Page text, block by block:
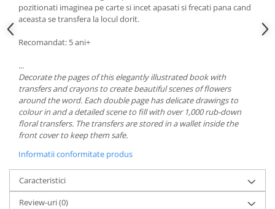
pozitionati imaginea pe carte si incet apasati si frecati pana cand
aceasta se transfera la locul dorit.
Recomandat: 5 ani+
...
Decorate the pages of this elegantly illustrated book with
transfers and crayons to create beautiful scenes of flowers
around the word. Each double page has delicate drawings to
colour in and a detailed scene to fill with over 1,000 rub-down
floral transfers. The transfers are stored in a wallet inside the
front cover to keep them safe.
Informatii conformitate produs
Caracteristici
Review-uri(0)